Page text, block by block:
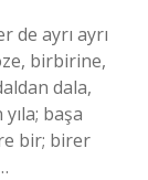
de ayrı ayrı
birbirine,
dala,
başa
bir; birer